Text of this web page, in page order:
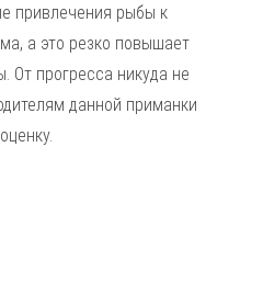
привлечения рыбы к
а это резко повышает
прогресса никуда не
данной приманки